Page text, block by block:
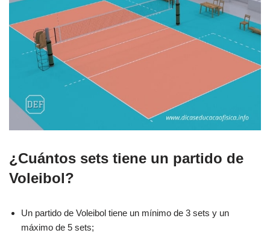
¿Cuántos sets tiene un partido de
Voleibol?
Un partido de Voleibol tiene un mínimo de 3 sets y un
máximo de 5 sets;